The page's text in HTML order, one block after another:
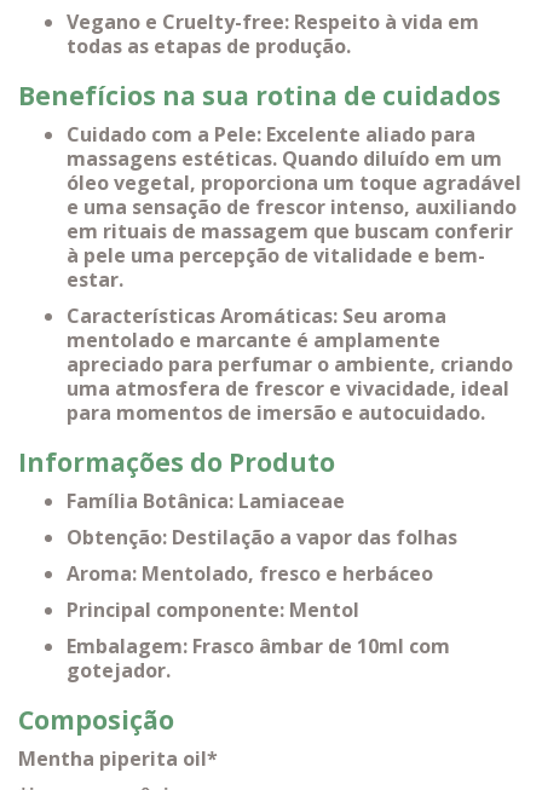
Vegano e Cruelty-free: Respeito à vida em
todas as etapas de produção.
Benefícios na sua rotina de cuidados
Cuidado com a Pele: Excelente aliado para
massagens estéticas. Quando diluído em um
óleo vegetal, proporciona um toque agradável
e uma sensação de frescor intenso, auxiliando
em rituais de massagem que buscam conferir
à pele uma percepção de vitalidade e bem-
estar.
Características Aromáticas: Seu aroma
mentolado e marcante é amplamente
apreciado para perfumar o ambiente, criando
uma atmosfera de frescor e vivacidade, ideal
para momentos de imersão e autocuidado.
Informações do Produto
Família Botânica: Lamiaceae
Obtenção: Destilação a vapor das folhas
Aroma: Mentolado, fresco e herbáceo
Principal componente: Mentol
Embalagem: Frasco âmbar de 10ml com
gotejador.
Composição
Mentha piperita oil*